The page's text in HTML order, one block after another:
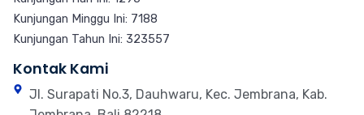
Kunjungan Minggu Ini: 7188
Kunjungan Tahun Ini: 323557
Kontak Kami
Jl. Surapati No.3, Dauhwaru, Kec. Jembrana, Kab.